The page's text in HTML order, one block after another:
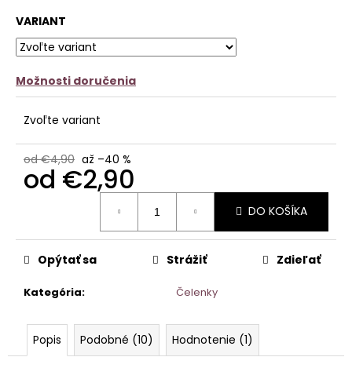
5
hviezdičiek.
VARIANT
Možnosti doručenia
Zvoľte variant
od €4,90 až –40 %
od €2,90
DO KOŠÍKA
Kategória: Čelenky
Opýtať sa Strážiť Zdieľať
Popis Podobné (10) Hodnotenie (1)
a
m
e
SATÉNOVÝ
PYŽAMOVÝ
TROJKOMPLET
€22,90
Pôvodne:
€27,90